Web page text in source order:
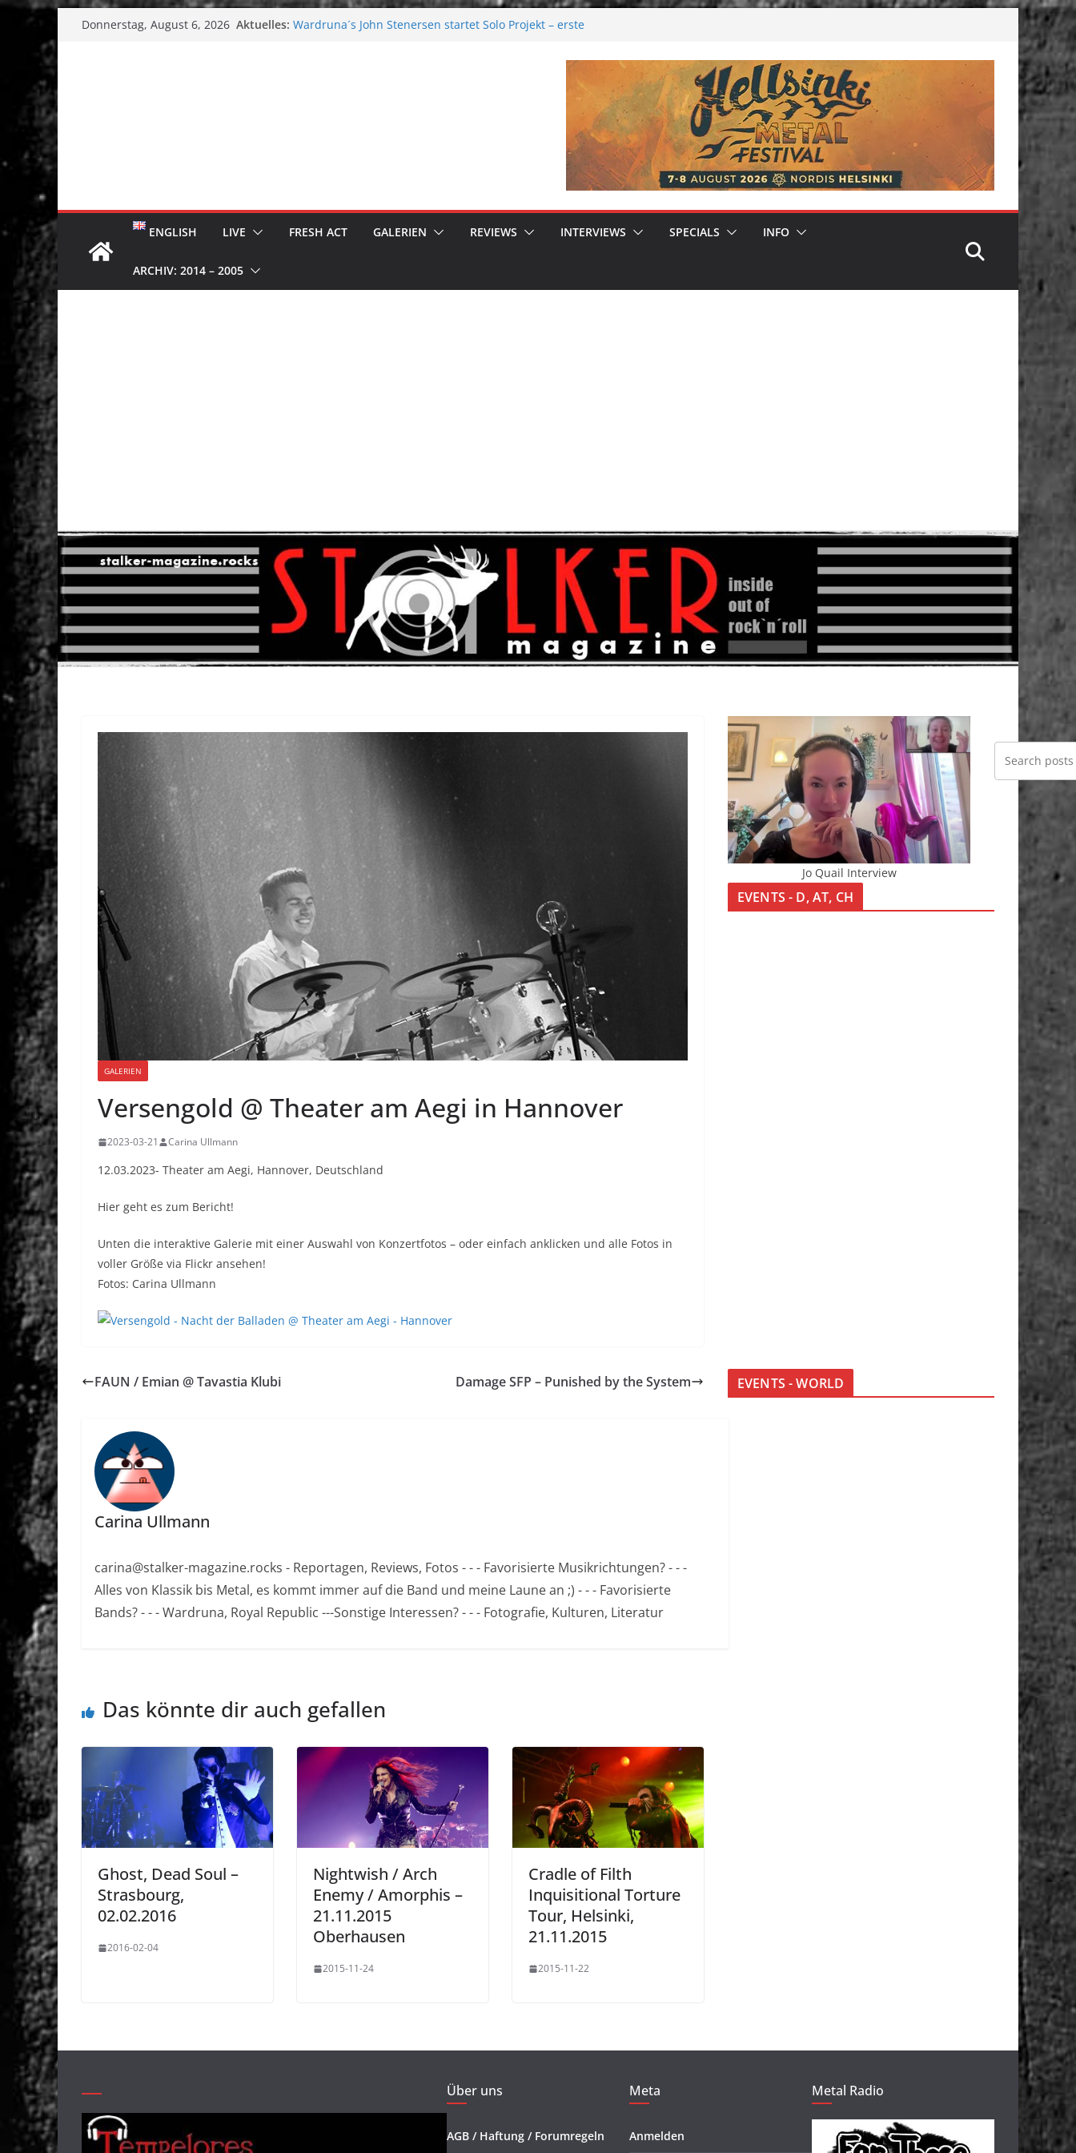
Zum
springen
Donnerstag, August 6, 2026 Aktuelles: Wardruna´s John Stenersen startet Solo Projekt – erste
ENGLISH LIVE FRESH ACT GALERIEN REVIEWS INTERVIEWS SPECIALS INFO
ARCHIV: 2014 – 2005
GALERIEN
Versengold @ Theater am Aegi in Hannover
2023-03-21 Carina Ullmann
12.03.2023- Theater am Aegi, Hannover, Deutschland
Hier geht es zum Bericht!
Unten die interaktive Galerie mit einer Auswahl von Konzertfotos – oder einfach anklicken und alle Fotos in
voller Größe via Flickr ansehen!
Fotos: Carina Ullmann
FAUN / Emian @ Tavastia Klubi Damage SFP – Punished by the System
Carina Ullmann
carina@stalker-magazine.rocks - Reportagen, Reviews, Fotos - - - Favorisierte Musikrichtungen? - - -
Alles von Klassik bis Metal, es kommt immer auf die Band und meine Laune an ;) - - - Favorisierte
Bands? - - - Wardruna, Royal Republic ---Sonstige Interessen? - - - Fotografie, Kulturen, Literatur
Das könnte dir auch gefallen
Ghost, Dead Soul –
Strasbourg,
02.02.2016
2016-02-04
Nightwish / Arch
Enemy / Amorphis –
21.11.2015
Oberhausen
2015-11-24
Cradle of Filth
Inquisitional Torture
Tour, Helsinki,
21.11.2015
2015-11-22
Jo Quail Interview
EVENTS - D, AT, CH
EVENTS - WORLD
Über uns
AGB / Haftung / Forumregeln
Meta
Anmelden
Metal Radio